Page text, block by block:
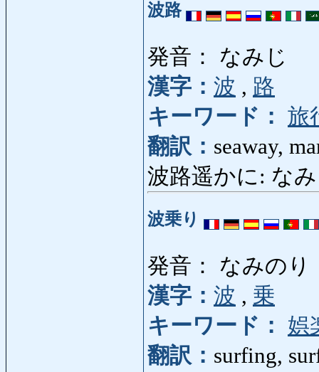
波路
発音： なみじ
漢字： 波 , 路
キーワード： 旅
翻訳： seaway,
波路遥かに: な
波乗り
発音： なみのり
漢字： 波 , 乗
キーワード：
娯
翻訳： surfing,